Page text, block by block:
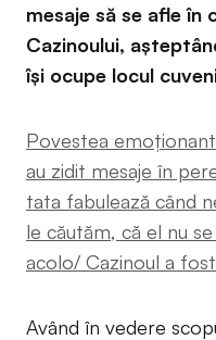
mesaje să se afle în
Cazinoului,
își ocupe locul
Povestea
au zidit mesaje în
tata fabulează când
le căutăm, că el nu
acolo/ Cazinoul a
Având în vedere